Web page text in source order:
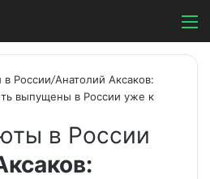
Switch skin
в России/Анатолий Аксаков:
выпущены в России уже к
в России